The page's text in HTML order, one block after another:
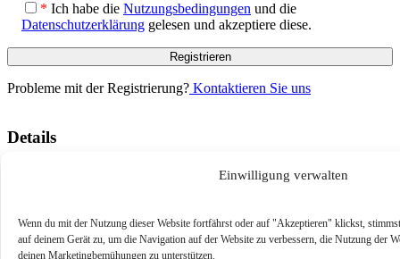
Einwilligung verwalten
Wenn du mit der Nutzung dieser Website fortfährst oder auf "Akzeptieren" klickst,
auf deinem Gerät zu, um die Navigation auf der Website zu verbessern, die Nutzung der
deinen Marketingbemühungen zu unterstützen.
* Ich habe die Nutzungsbedingungen und die
Datenschutzerklärung gelesen und akzeptiere diese.
Probleme mit der Registrierung? Kontaktieren Sie uns
Details